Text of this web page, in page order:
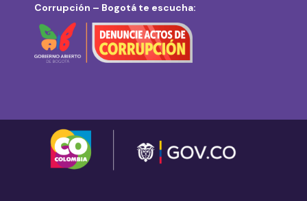
Corrupción – Bogotá te escucha: